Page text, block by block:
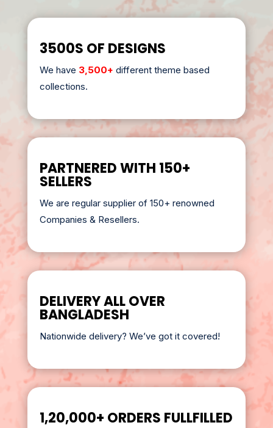
3500S OF DESIGNS
We have 3,500+ different theme based
collections.
PARTNERED WITH 150+
SELLERS
We are regular supplier of 150+ renowned
Companies & Resellers.
DELIVERY ALL OVER
BANGLADESH
Nationwide delivery? We’ve got it covered!
1,20,000+ ORDERS FULLFILLED